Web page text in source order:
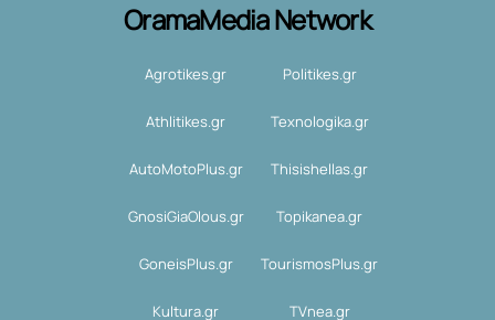
OramaMedia Network
Agrotikes.gr Politikes.gr
Athlitikes.gr Texnologika.gr
AutoMotoPlus.gr Thisishellas.gr
GnosiGiaOlous.gr Topikanea.gr
GoneisPlus.gr TourismosPlus.gr
Kultura.gr TVnea.gr